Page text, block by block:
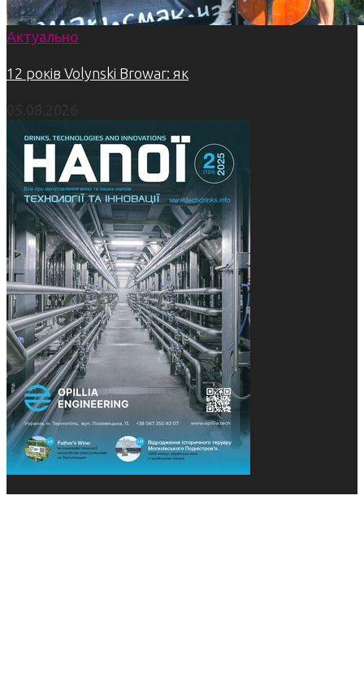
Актуально
12 років Volynski Browar: як